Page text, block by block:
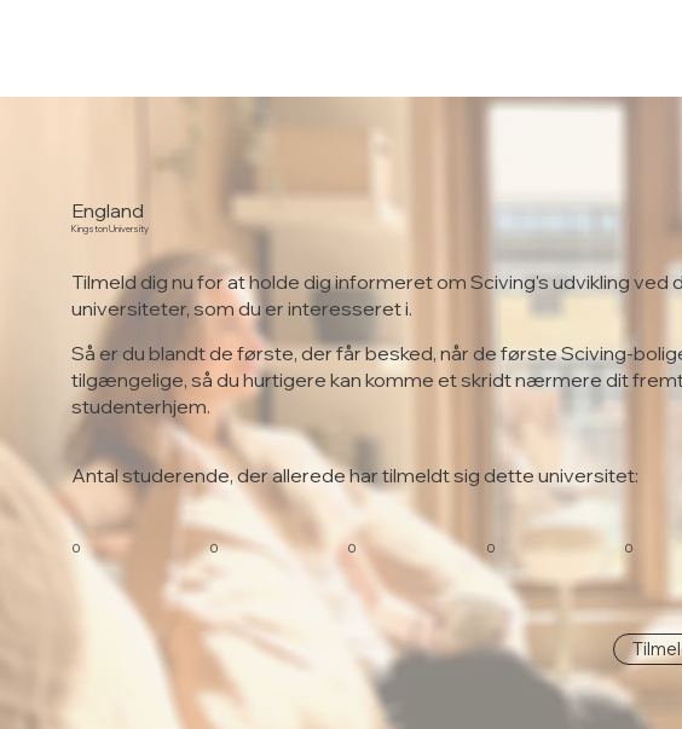
England
Kingston University
Tilmeld dig nu for at holde dig informeret om Sciving's udvikling ved
universiteter, som du er interesseret i.
Så er du blandt de første, der får besked, når de første Sciving-
tilgængelige, så du hurtigere kan komme et skridt nærmere dit
studenterhjem.
Antal studerende, der allerede har tilmeldt sig dette universitet:
0
0
0
0
0